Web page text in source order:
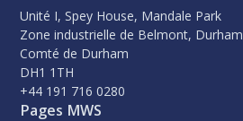
Unité I, Spey House, Mandale Park
Zone industrielle de Belmont, Durham
Comté de Durham
DH1 1TH
+44 191 716 0280
Pages MWS